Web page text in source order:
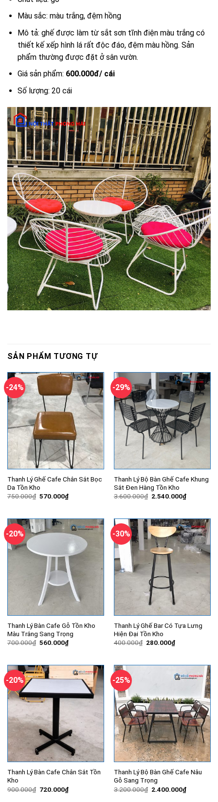
Màu sắc: màu trắng, đệm hồng
Mô tả: ghế được làm từ sắt sơn tĩnh điện màu trắng có
thiết kế xếp hình lá rất độc đáo, đệm màu hồng. Sản
phẩm thường được đặt ở sân vườn.
Giá sản phẩm: 600.000đ/ cái
Số lượng: 20 cái
SẢN PHẨM TƯƠNG TỰ
-24%
Thanh Lý Ghế Cafe Chân Sắt Bọc
Da Tồn Kho
750.000₫ Giá
570.000₫Giá
hiện
570.000₫.
-29%
Thanh Lý Bộ Bàn Ghế Cafe Khung
Sắt Đen Hàng Tồn Kho
3.600.000₫ Giá
2.540.000₫Giá
hiện
-20%
Thanh Lý Bàn Cafe Gỗ Tồn Kho
Màu Trắng Sang Trọng
700.000₫ Giá
560.000₫Giá
hiện
560.000₫.
-30%
Thanh Lý Ghế Bar Có Tựa Lưng
Hiện Đại Tồn Kho
400.000₫ Giá
280.000₫Giá
hiện
280.000₫.
-20%
Thanh Lý Bàn Cafe Chân Sắt Tồn
Kho
900.000₫ Giá
720.000₫Giá
hiện
-25%
Thanh Lý Bộ Bàn Ghế Cafe Nâu
Gỗ Sang Trọng
3.200.000₫ Giá
2.400.000₫Giá
hiện